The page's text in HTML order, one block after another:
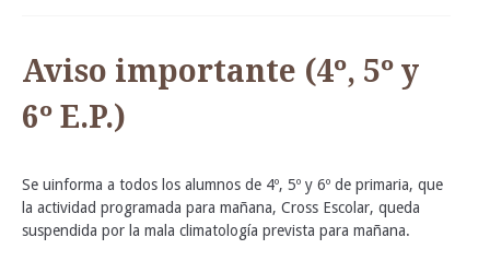
Aviso importante (4º, 5º y
6º E.P.)
Se uinforma a todos los alumnos de 4º, 5º y 6º de primaria, que
la actividad programada para mañana, Cross Escolar, queda
suspendida por la mala climatología prevista para mañana.